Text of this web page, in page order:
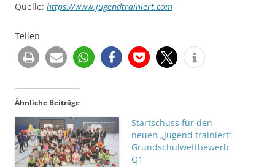
Quelle: https://www.jugendtrainiert.com
Teilen
Ähnliche Beiträge
Startschuss für den
neuen „Jugend trainiert“-
Grundschulwettbewerb
Q1